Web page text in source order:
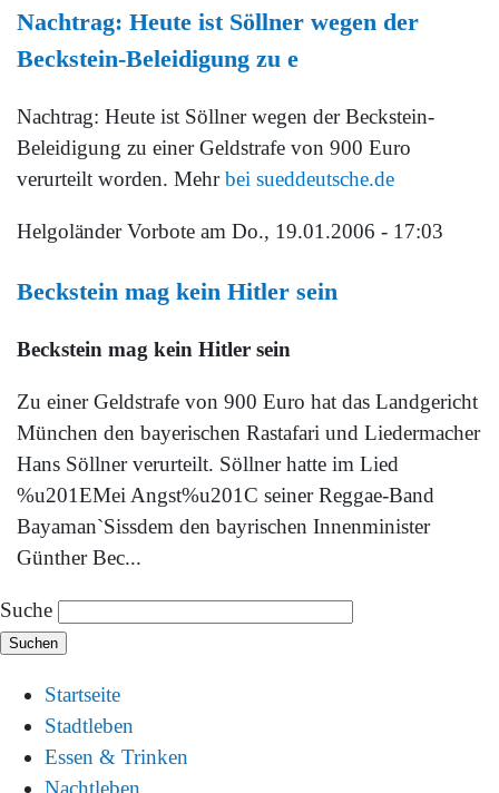
Nachtrag: Heute ist Söllner wegen der
Beckstein-Beleidigung zu e
Nachtrag: Heute ist Söllner wegen der Beckstein-
Beleidigung zu einer Geldstrafe von 900 Euro
verurteilt worden. Mehrbei sueddeutsche.de
Helgoländer Vorbote am Do., 19.01.2006 - 17:03
Beckstein mag kein Hitler sein
Beckstein mag kein Hitler sein
Zu einer Geldstrafe von 900 Euro hat das Landgericht
München den bayerischen Rastafari und Liedermacher
Hans Söllner verurteilt. Söllner hatte im Lied
%u201EMei Angst%u201C seiner Reggae-Band
Bayaman`Sissdem den bayrischen Innenminister
Günther Bec...
Suche
Startseite
Stadtleben
Essen & Trinken
Nachtleben